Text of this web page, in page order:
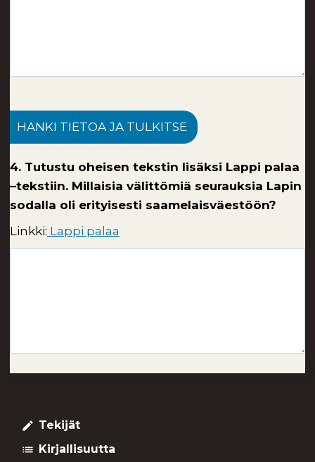
HANKI TIETOA JA TULKITSE
4. Tutustu oheisen tekstin lisäksi Lappi palaa
–tekstiin. Millaisia välittömiä seurauksia Lapin
sodalla oli erityisesti saamelaisväestöön?
Linkki: Lappi palaa
create Tekijät
list Kirjallisuutta